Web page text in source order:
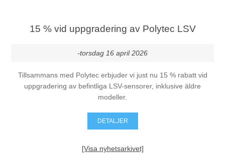
15 % vid uppgradering av Polytec LSV
-torsdag 16 april 2026
Tillsammans med Polytec erbjuder vi just nu 15 % rabatt vid
uppgradering av befintliga LSV-sensorer, inklusive äldre
modeller.
DETALJER
[Visa nyhetsarkivet]